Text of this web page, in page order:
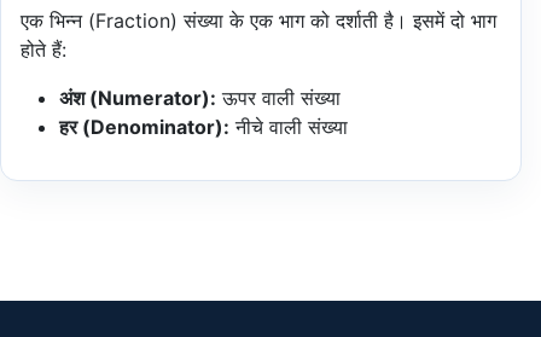
एक भिन्न (Fraction) संख्या के एक भाग को दर्शाती है। इसमें दो भाग
होते हैं:
अंश (Numerator): ऊपर वाली संख्या
हर (Denominator): नीचे वाली संख्या